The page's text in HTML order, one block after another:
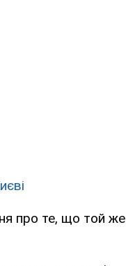
про те, що той же